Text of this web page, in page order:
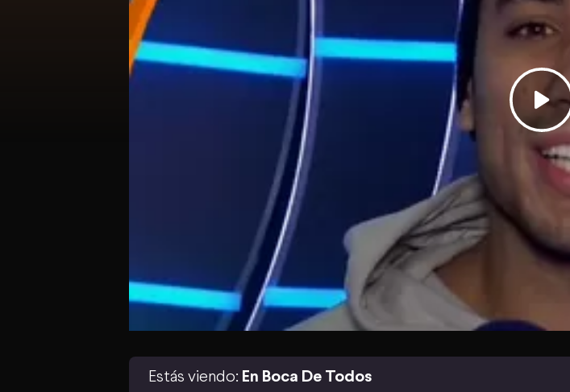
Estás viendo: En Boca De Todos